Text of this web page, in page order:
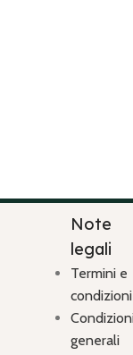
Note
legali
Termini e
condizioni
generali